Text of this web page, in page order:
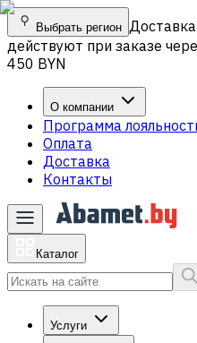
Выбрать регион
действуют при заказе
450 BYN
О компании
Программа
Оплата
Доставка
Контакты
Каталог
Услуги